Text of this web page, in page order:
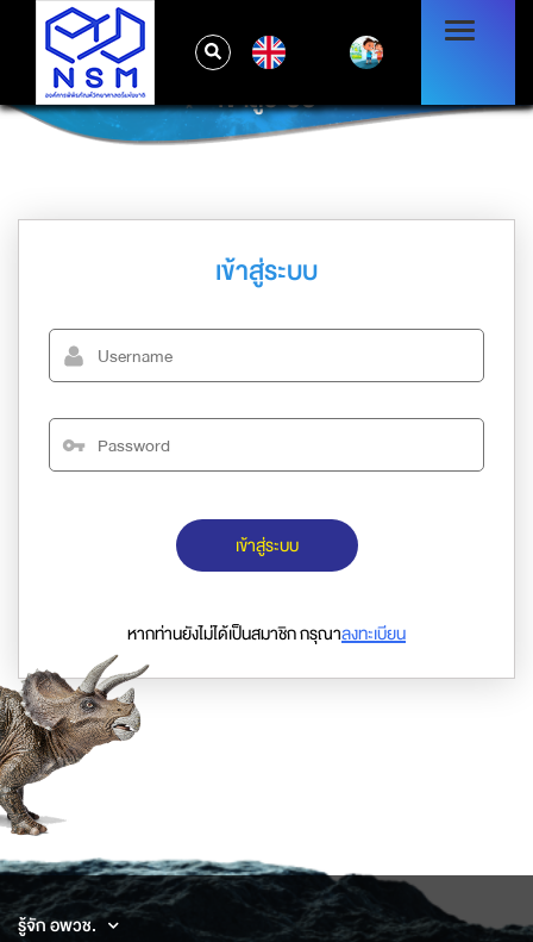
เข้าสู่ระบบ
เข้าสู่ระบบ
เข้าสู่ระบบ
หากท่านยังไม่ได้เป็นสมาชิก กรุณาลงทะเบียน
รู้จัก อพวช.